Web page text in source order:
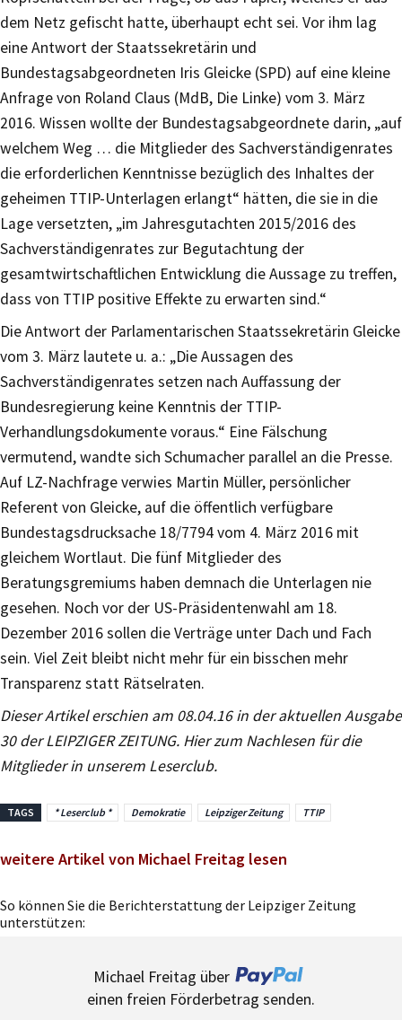
dem Netz gefischt hatte, überhaupt echt sei. Vor ihm lag
eine Antwort der Staatssekretärin und
Bundestagsabgeordneten Iris Gleicke (SPD) auf eine kleine
Anfrage von Roland Claus (MdB, Die Linke) vom 3. März
2016. Wissen wollte der Bundestagsabgeordnete darin, „auf
welchem Weg … die Mitglieder des Sachverständigenrates
die erforderlichen Kenntnisse bezüglich des Inhaltes der
geheimen TTIP-Unterlagen erlangt“ hätten, die sie in die
Lage versetzten, „im Jahresgutachten 2015/2016 des
Sachverständigenrates zur Begutachtung der
gesamtwirtschaftlichen Entwicklung die Aussage zu treffen,
dass von TTIP positive Effekte zu erwarten sind.“
Die Antwort der Parlamentarischen Staatssekretärin Gleicke
vom 3. März lautete u. a.: „Die Aussagen des
Sachverständigenrates setzen nach Auffassung der
Bundesregierung keine Kenntnis der TTIP-
Verhandlungsdokumente voraus.“ Eine Fälschung
vermutend, wandte sich Schumacher parallel an die Presse.
Auf LZ-Nachfrage verwies Martin Müller, persönlicher
Referent von Gleicke, auf die öffentlich verfügbare
Bundestagsdrucksache 18/7794 vom 4. März 2016 mit
gleichem Wortlaut. Die fünf Mitglieder des
Beratungsgremiums haben demnach die Unterlagen nie
gesehen. Noch vor der US-Präsidentenwahl am 18.
Dezember 2016 sollen die Verträge unter Dach und Fach
sein. Viel Zeit bleibt nicht mehr für ein bisschen mehr
Transparenz statt Rätselraten.
Dieser Artikel erschien am 08.04.16 in der aktuellen Ausgabe
30 der LEIPZIGER ZEITUNG. Hier zum Nachlesen für die
Mitglieder in unserem Leserclub.
TAGS * Leserclub * Demokratie Leipziger Zeitung TTIP
weitere Artikel von Michael Freitag lesen
So können Sie die Berichterstattung der Leipziger Zeitung
unterstützen:
Michael Freitag über
einen freien Förderbetrag senden.